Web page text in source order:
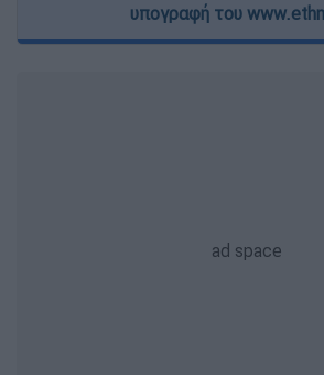
υπογραφή του